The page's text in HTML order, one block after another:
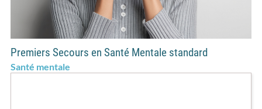
Premiers Secours en Santé Mentale standard
Santé mentale